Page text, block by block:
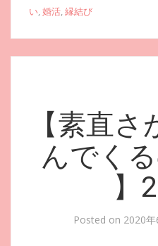
い,婚活,縁結び
【素直
んでく
】
Posted on 2020